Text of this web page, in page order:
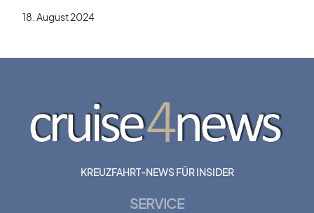
18. August 2024
KREUZFAHRT-NEWS FÜR INSIDER
SERVICE